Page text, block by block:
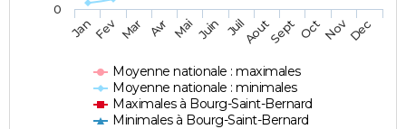
Moyenne nationale : maximales
Moyenne nationale : minimales
Maximales à Bourg-Saint-Bernard
Minimales à Bourg-Saint-Bernard
JanFev Mar Avr Mai Juin JuilAoutSept OctNovDec
0